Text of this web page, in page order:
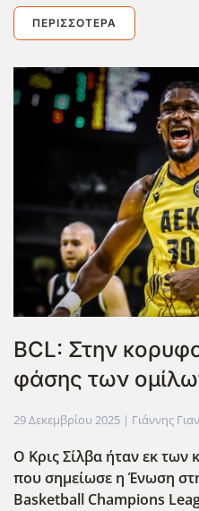
ΠΕΡΙΣΣΌΤΕΡΑ
BCL: Στην
φάσης των
29 Δεκεμβρίου 2025 | Γιάννης
Ο Κρις Σίλβα ήταν εκ των
που σημείωσε η Ένωση
Basketball Champions